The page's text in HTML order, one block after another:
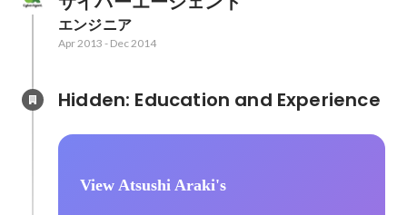
エンジニア
Apr 2013 - Dec 2014
View Atsushi Araki's